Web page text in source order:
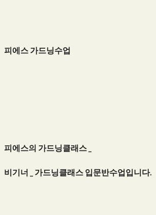
피에스 가드닝수업
피에스의 가드닝클래스 _
비기너 _ 가드닝클래스 입문반수업입니다.